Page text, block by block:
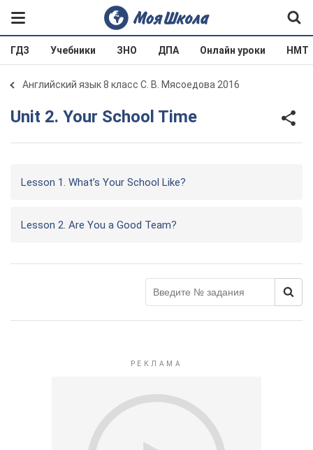
ГДЗ Учебники ЗНО ДПА Онлайн уроки НМТ
Английский язык 8 класс С. В. Мясоедова 2016
Unit 2. Your School Time
Lesson 1. What’s Your School Like?
Lesson 2. Are You a Good Team?